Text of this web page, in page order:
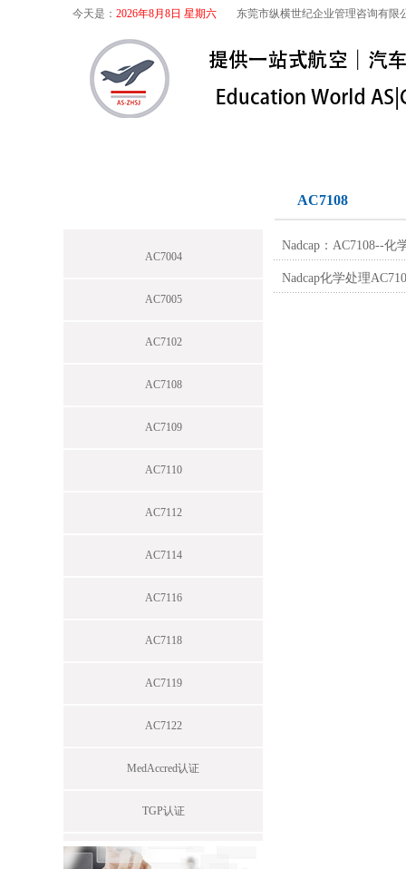
今天是： 2026年8月8日 星期六 东莞市纵横世纪企业管理咨询有限
AC7004
AC7005
AC7102
AC7108
AC7109
AC7110
AC7112
AC7114
AC7116
AC7118
AC7119
AC7122
MedAccred认证
TGP认证
AC7108
Nadcap：AC7108--化
Nadcap化学处理